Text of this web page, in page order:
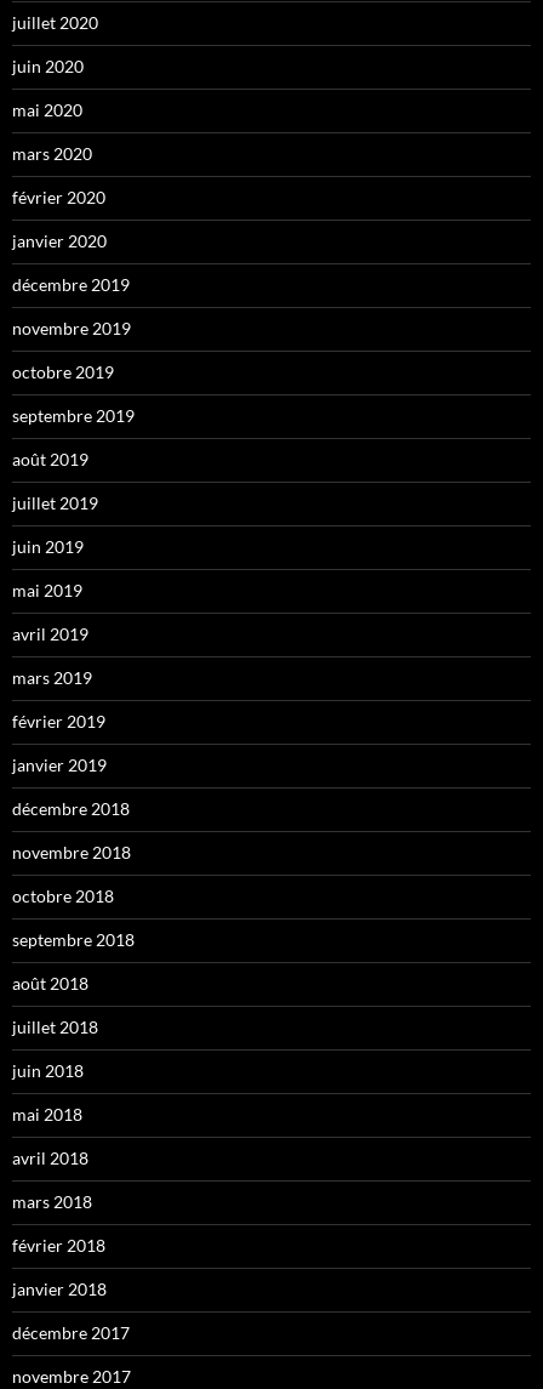
juillet 2020
juin 2020
mai 2020
mars 2020
février 2020
janvier 2020
décembre 2019
novembre 2019
octobre 2019
septembre 2019
août 2019
juillet 2019
juin 2019
mai 2019
avril 2019
mars 2019
février 2019
janvier 2019
décembre 2018
novembre 2018
octobre 2018
septembre 2018
août 2018
juillet 2018
juin 2018
mai 2018
avril 2018
mars 2018
février 2018
janvier 2018
décembre 2017
novembre 2017